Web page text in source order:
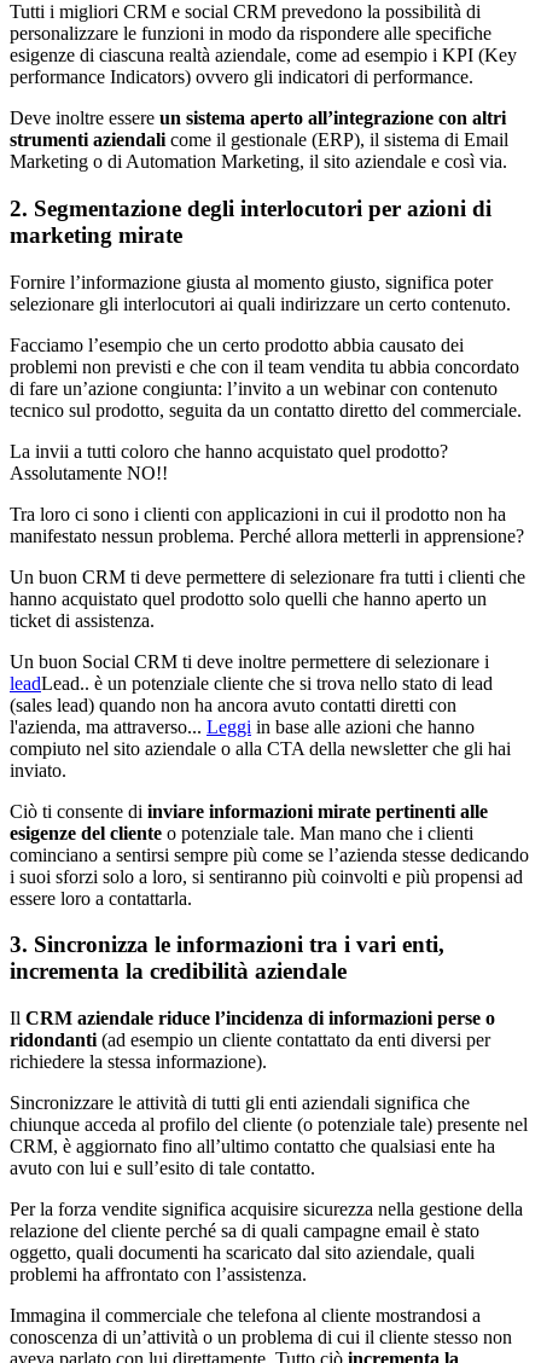
Tutti i migliori CRM e social CRM prevedono la possibilità di
personalizzare le funzioni in modo da rispondere alle specifiche
esigenze di ciascuna realtà aziendale, come ad esempio i KPI (Key
performance Indicators) ovvero gli indicatori di performance.
Deve inoltre essere un sistema aperto all’integrazione con altri
strumenti aziendali come il gestionale (ERP), il sistema di Email
Marketing o di Automation Marketing, il sito aziendale e così via.
2. Segmentazione degli interlocutori per azioni di
marketing mirate
Fornire l’informazione giusta al momento giusto, significa poter
selezionare gli interlocutori ai quali indirizzare un certo contenuto.
Facciamo l’esempio che un certo prodotto abbia causato dei
problemi non previsti e che con il team vendita tu abbia concordato
di fare un’azione congiunta: l’invito a un webinar con contenuto
tecnico sul prodotto, seguita da un contatto diretto del commerciale.
La invii a tutti coloro che hanno acquistato quel prodotto?
Assolutamente NO!!
Tra loro ci sono i clienti con applicazioni in cui il prodotto non ha
manifestato nessun problema. Perché allora metterli in apprensione?
Un buon CRM ti deve permettere di selezionare fra tutti i clienti che
hanno acquistato quel prodotto solo quelli che hanno aperto un
ticket di assistenza.
Un buon Social CRM ti deve inoltre permettere di selezionare i
leadLead.. è un potenziale cliente che si trova nello stato di lead
(sales lead) quando non ha ancora avuto contatti diretti con
l'azienda, ma attraverso... Leggi in base alle azioni che hanno
compiuto nel sito aziendale o alla CTA della newsletter che gli hai
inviato.
Ciò ti consente di inviare informazioni mirate pertinenti alle
esigenze del cliente o potenziale tale. Man mano che i clienti
cominciano a sentirsi sempre più come se l’azienda stesse dedicando
i suoi sforzi solo a loro, si sentiranno più coinvolti e più propensi ad
essere loro a contattarla.
3. Sincronizza le informazioni tra i vari enti,
incrementa la credibilità aziendale
Il CRM aziendale riduce l’incidenza di informazioni perse o
ridondanti (ad esempio un cliente contattato da enti diversi per
richiedere la stessa informazione).
Sincronizzare le attività di tutti gli enti aziendali significa che
chiunque acceda al profilo del cliente (o potenziale tale) presente nel
CRM, è aggiornato fino all’ultimo contatto che qualsiasi ente ha
avuto con lui e sull’esito di tale contatto.
Per la forza vendite significa acquisire sicurezza nella gestione della
relazione del cliente perché sa di quali campagne email è stato
oggetto, quali documenti ha scaricato dal sito aziendale, quali
problemi ha affrontato con l’assistenza.
Immagina il commerciale che telefona al cliente mostrandosi a
conoscenza di un’attività o un problema di cui il cliente stesso non